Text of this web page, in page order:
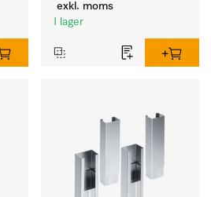
exkl. moms
I lager